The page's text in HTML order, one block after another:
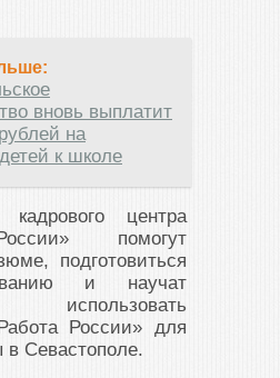
вновь выплатит
на
к школе
кадрового центра
помогут
подготовиться
и научат
использовать
России» для
в Севастополе.